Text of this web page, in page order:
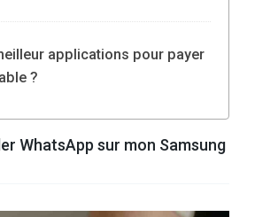
applications pour payer
?
WhatsApp sur mon Samsung